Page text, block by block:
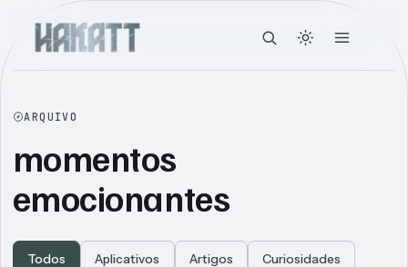
ARQUIVO
momentos
emocionantes
Todos Aplicativos Artigos Curiosidades